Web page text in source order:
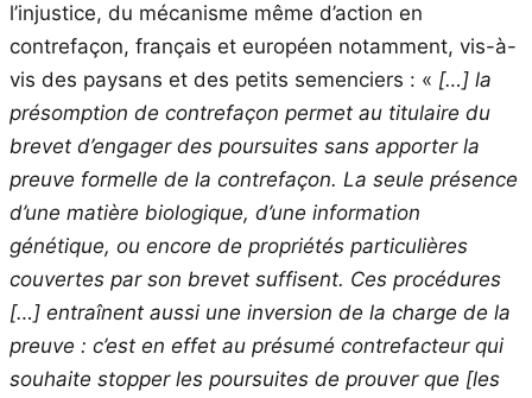
l’injustice, du mécanisme même d’action en
contrefaçon, français et européen notamment, vis-à-
vis des paysans et des petits semenciers : « […] la
présomption de contrefaçon permet au titulaire du
brevet d’engager des poursuites sans apporter la
preuve formelle de la contrefaçon. La seule présence
d’une matière biologique, d’une information
génétique, ou encore de propriétés particulières
couvertes par son brevet suffisent. Ces procédures
[…] entraînent aussi une inversion de la charge de la
preuve : c’est en effet au présumé contrefacteur qui
souhaite stopper les poursuites de prouver que [les